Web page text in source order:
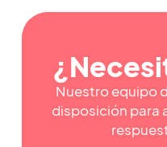
Nuestro equipo
disposición para